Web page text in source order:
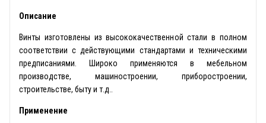
Описание
Винты изготовлены из высококачественной стали в полном
соответствии с действующими стандартами и техническими
предписаниями. Широко применяются в мебельном
производстве, машиностроении, приборостроении,
строительстве, быту и т.д..
Применение